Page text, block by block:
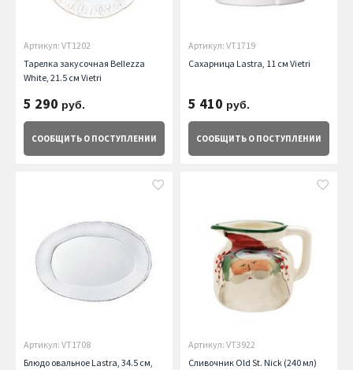
Артикул: VT1202
Тарелка закусочная Bellezza
White, 21.5 см Vietri
5 290 руб.
СООБЩИТЬ О ПОСТУПЛЕНИИ
Артикул: VT1719
Сахарница Lastra, 11 см Vietri
5 410 руб.
СООБЩИТЬ О ПОСТУПЛЕНИИ
Артикул: VT1708
Блюдо овальное Lastra, 34.5 см,
Артикул: VT3922
Сливочник Old St. Nick (240 мл)